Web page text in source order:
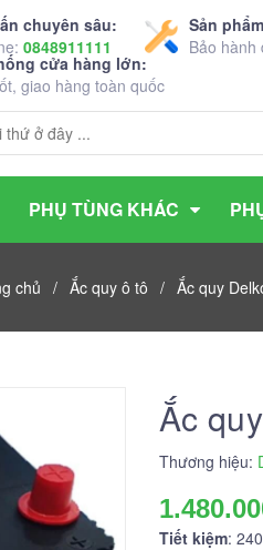
chuyên sâu:
0848911111
Sản
Bảo hành
cửa hàng lớn:
giao hàng toàn quốc
PHỤ TÙNG KHÁC
chủ / Ắc quy ô tô / Ắc quy
Ắc
Thương hiệu:
Tiết kiệm: